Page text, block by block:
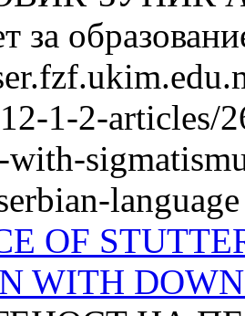
за
1-2-articles/
language
OF
WITH